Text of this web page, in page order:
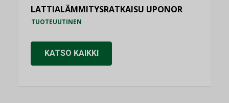
LATTIALÄMMITYSRATKAISU UPONOR
TUOTEUUTINEN
KATSO KAIKKI